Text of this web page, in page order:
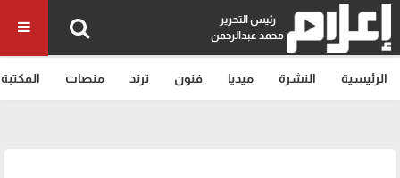
رئيس التحرير
محمد عبدالرحمن
الرئيسية النشرة ميديا فنون ترند منصات المكتبة